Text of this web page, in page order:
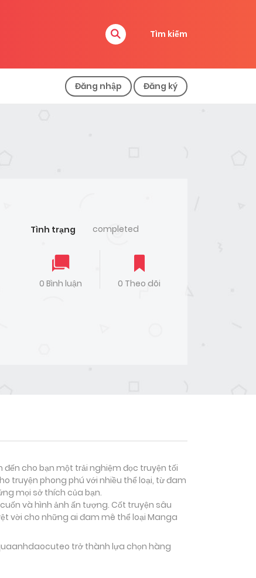
Tìm kiếm
Đăng nhập Đăng ký
Tình trạng completed
0 Bình luận 0 Theo dõi
cho bạn một trải nghiệm đọc truyện tối
truyện phong phú với nhiều thể loại, từ đam
mọi sở thích của bạn.
và hình ảnh ấn tượng. Cốt truyện sâu
vời cho những ai đam mê thể loại Manga
trở thành lựa chọn hàng